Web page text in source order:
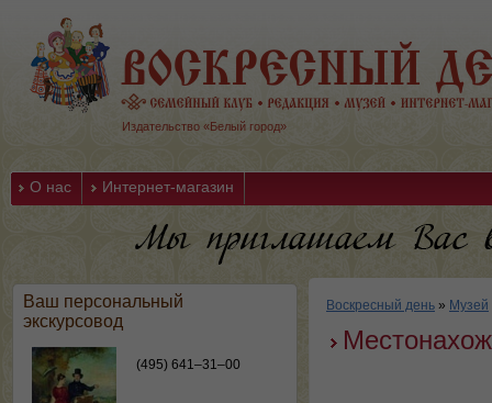
Издательство «Белый город»
О нас Интернет-магазин
Ваш персональный
экскурсовод
(495) 641–31–00
Воскресный день » Музей